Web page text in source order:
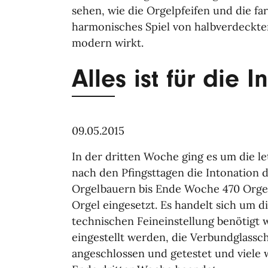
sehen, wie die Orgelpfeifen und die
harmonisches Spiel von
modern wirkt.
Alles ist für die
09.05.2015
In der dritten Woche ging es um die
nach den Pfingsttagen die Intonation
Orgelbauern bis Ende Woche 470
Orgel eingesetzt. Es handelt sich um
technischen Feineinstellung benötigt
eingestellt werden, die
angeschlossen und getestet und